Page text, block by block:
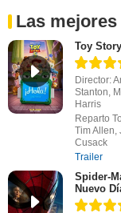
Las
Toy
Director:
Stanton,
Harris
Reparto
Tim Allen,
Cusack
Trailer
Spider-
Nuevo